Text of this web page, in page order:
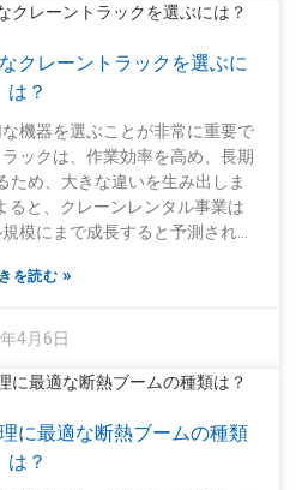
取ることは、時に非常に難しく
けるというジレンマに陥ってい
る方法を知っている経験豊富な
トレーニングすることの重要性
ます。トレーニングを怠ると、
上の問題につながる可能性があ
り、そこから学ぶこと？この業
局のところ、優れた屋内クレー
ることができますが、そのため
クレーントラックを選ぶに
は？
機器を選ぶことが非常に重要で
ックは、作業効率を高め、長期
ため、大きな違いを生み出しま
と、クレーンレンタル事業は
模にまで成長すると予測されて
かを示しています。クレーント
す。最近では、多くのクレーン
クスシステムが搭載されていま
ば、クレーントラックの稼働状
ころ、多くの企業はこれらの機
深刻な非効率性につながる可能
を読む »
4月6日
に最適な断熱ブームの種類
は？